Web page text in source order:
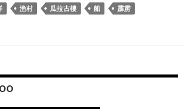
渔村 瓜拉古樓 船 霹雳